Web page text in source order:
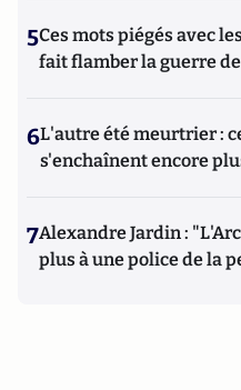
5Ces mots piégés avec
fait flamber la guerre
6L'autre été meurtrier :
s'enchaînent encore
7Alexandre Jardin :
plus à une police de la